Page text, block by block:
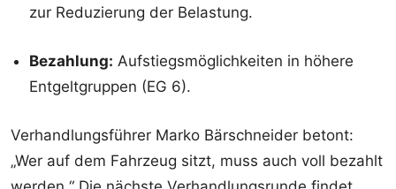
zur Reduzierung der Belastung.
Bezahlung: Aufstiegsmöglichkeiten in höhere
Entgeltgruppen (EG 6).
Verhandlungsführer Marko Bärschneider betont:
„Wer auf dem Fahrzeug sitzt, muss auch voll bezahlt